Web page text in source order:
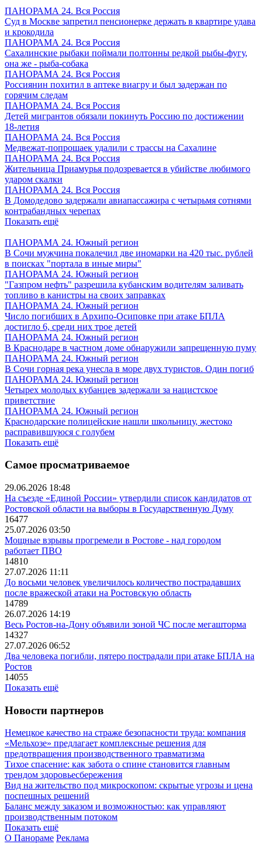
ПАНОРАМА 24. Вся Россия
Суд в Москве запретил пенсионерке держать в квартире удава
и крокодила
ПАНОРАМА 24. Вся Россия
Сахалинские рыбаки поймали полтонны редкой рыбы-фугу,
она же - рыба-собака
ПАНОРАМА 24. Вся Россия
Россиянин похитил в аптеке виагру и был задержан по
горячим следам
ПАНОРАМА 24. Вся Россия
Детей мигрантов обязали покинуть Россию по достижении
18-летия
ПАНОРАМА 24. Вся Россия
Медвежат-попрошаек удалили с трассы на Сахалине
ПАНОРАМА 24. Вся Россия
Жительница Приамурья подозревается в убийстве любимого
ударом скалки
ПАНОРАМА 24. Вся Россия
В Домодедово задержали авиапассажира с четырьмя сотнями
контрабандных черепах
Показать ещё
ПАНОРАМА 24. Южный регион
В Сочи мужчина покалечил две иномарки на 420 тыс. рублей
в поисках "портала в иные миры"
ПАНОРАМА 24. Южный регион
"Газпром нефть" разрешила кубанским водителям заливать
топливо в канистры на своих заправках
ПАНОРАМА 24. Южный регион
Число погибших в Архипо-Осиповке при атаке БПЛА
достигло 6, среди них трое детей
ПАНОРАМА 24. Южный регион
В Краснодаре в частном доме обнаружили запрещенную пуму
ПАНОРАМА 24. Южный регион
В Сочи горная река унесла в море двух туристов. Один погиб
ПАНОРАМА 24. Южный регион
Четырех молодых кубанцев задержали за нацистское
приветствие
ПАНОРАМА 24. Южный регион
Краснодарские полицейские нашли школьницу, жестоко
расправившуюся с голубем
Показать ещё
Самое просматриваемое
29.06.2026 18:48
На съезде «Единой России» утвердили список кандидатов от
Ростовской области на выборы в Государственную Думу
16477
25.07.2026 03:50
Мощные взрывы прогремели в Ростове - над городом
работает ПВО
14810
27.07.2026 11:11
До восьми человек увеличилось количество пострадавших
после вражеской атаки на Ростовскую область
14789
26.07.2026 14:19
Весь Ростов-на-Дону объявили зоной ЧС после мегашторма
14327
27.07.2026 06:52
Два человека погибли, пятеро пострадали при атаке БПЛА на
Ростов
14055
Показать ещё
Новости партнеров
Немецкое качество на страже безопасности труда: компания
«Мельхозе» предлагает комплексные решения для
предотвращения производственного травматизма
Тихое спасение: как забота о спине становится главным
трендом здоровьесбережения
Вид на жительство под микроскопом: скрытые угрозы и цена
поспешных решений
Баланс между заказом и возможностью: как управляют
производственным потоком
Показать ещё
О Панораме Реклама